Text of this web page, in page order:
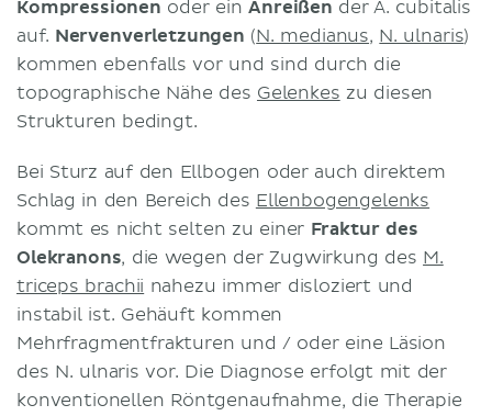
Kompressionen oder einAnreißen der A. cubitalis
auf. Nervenverletzungen (N. medianus, N. ulnaris)
kommen ebenfalls vor und sind durch die
topographische Nähe des Gelenkes zu diesen
Strukturen bedingt.
Bei Sturz auf den Ellbogen oder auch direktem
Schlag in den Bereich des Ellenbogengelenks
kommt es nicht selten zu einer Fraktur des
Olekranons, die wegen der Zugwirkung des M.
triceps brachii nahezu immer disloziert und
instabil ist. Gehäuft kommen
Mehrfragmentfrakturen und / oder eine Läsion
des N. ulnaris vor. Die Diagnose erfolgt mit der
konventionellen Röntgenaufnahme, die Therapie